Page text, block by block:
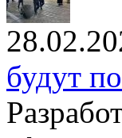
будут